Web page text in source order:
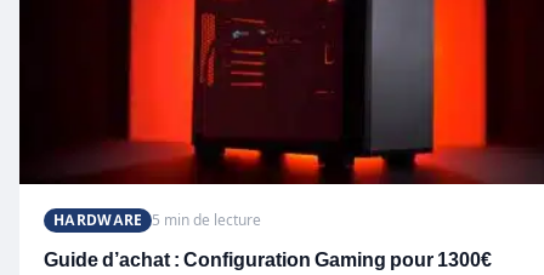
HARDWARE 5 min de lecture
Guide d’achat : Configuration Gaming pour 1300€